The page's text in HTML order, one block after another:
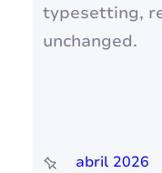
typesetting,
unchanged.
abril 2026